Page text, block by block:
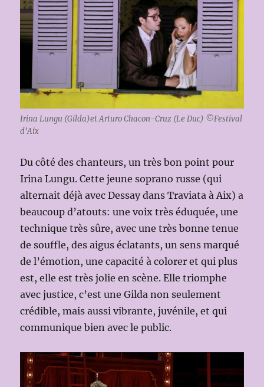
Irina Lungu (Gilda)et Arturo Chacon-Cruz (Le Duc) ©Festival
d’Aix
Du côté des chanteurs, un très bon point pour
Irina Lungu. Cette jeune soprano russe (qui
alternait déjà avec Dessay dans Traviata à Aix) a
beaucoup d’atouts: une voix très éduquée, une
technique très sûre, avec une très bonne tenue
de souffle, des aigus éclatants, un sens marqué
de l’émotion, une capacité à colorer et qui plus
est, elle est très jolie en scène. Elle triomphe
avec justice, c’est une Gilda non seulement
crédible, mais aussi vibrante, juvénile, et qui
communique bien avec le public.